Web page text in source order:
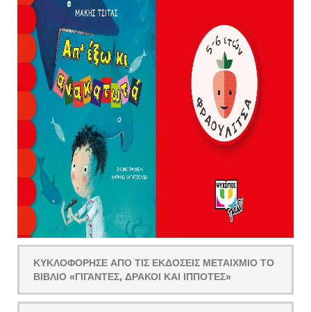
ΚΥΚΛΟΦΌΡΗΣΕ ΑΠΌ ΤΙΣ ΕΚΔΌΣΕΙΣ ΜΕΤΑΊΧΜΙΟ ΤΟ
ΒΙΒΛΊΟ «ΓΊΓΑΝΤΕΣ, ΔΡΆΚΟΙ ΚΑΙ ΙΠΠΌΤΕΣ»